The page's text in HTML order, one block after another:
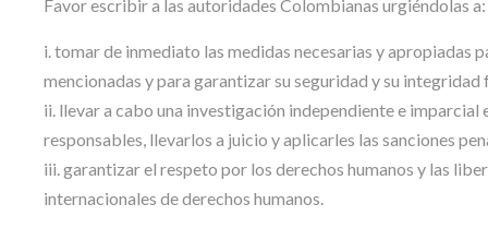
Favor escribir a las autoridades Colombianas urgiéndolas a:
i. tomar de inmediato las medidas necesarias y apropiadas
mencionadas y para garantizar su seguridad y su
ii. llevar a cabo una investigación independiente e
responsables, llevarlos a juicio y aplicarles las sanciones
iii. garantizar el respeto por los derechos humanos y las
internacionales de derechos humanos.